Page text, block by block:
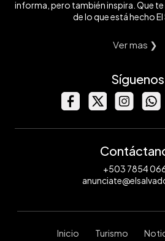
informa, pero también inspira. Que
de lo que está hecho El
Ver mas ❯
Síguenos
+503 7854
Inicio Turismo